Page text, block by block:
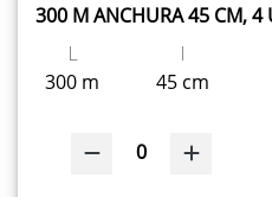
300 M ANCHURA 45 CM, 4
L
300 m
l
45 cm
0